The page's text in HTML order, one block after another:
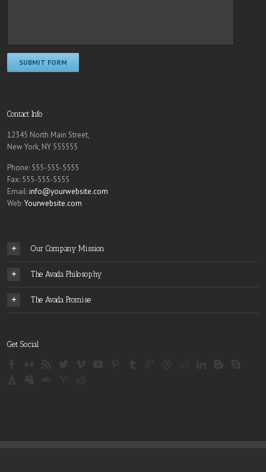
Contact Info
12345 North Main Street,
New York, NY 555555
Phone: 555-555-5555
Fax: 555-555-5555
Email:info@yourwebsite.com
Web:Yourwebsite.com
Our Company Mission
The Avada Philosophy
The Avada Promise
Get Social